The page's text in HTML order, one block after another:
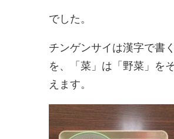
でした。
チンゲンサイは漢字で書
を、「菜」は「野菜」を
えます。